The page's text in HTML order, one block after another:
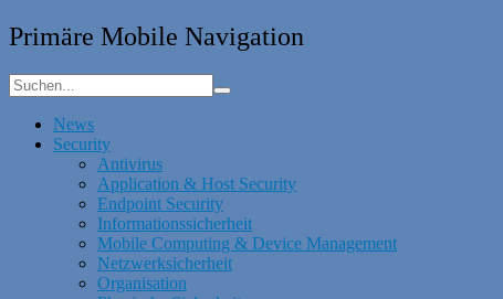
Primäre Mobile Navigation
News
Security
Antivirus
Application & Host Security
Endpoint Security
Informationssicherheit
Mobile Computing & Device Management
Netzwerksicherheit
Organisation